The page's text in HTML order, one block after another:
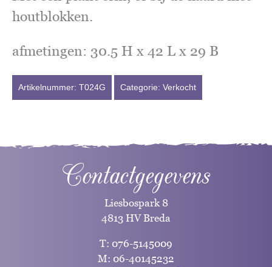
houtblokken.
afmetingen: 30.5 H x 42 L x 29 B
Artikelnummer: T024G Categorie: Verkocht
Contactgegevens
Liesbospark 8
4813 HV Breda
T: 076-5145009
M: 06-40145232